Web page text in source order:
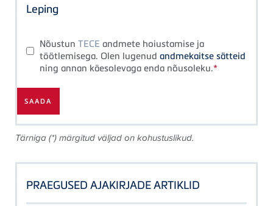
Leping
Nõustun TECE andmete hoiustamise ja
töötlemisega. Olen lugenud andmekaitse sätteid
ning annan käesolevaga enda nõusoleku.
Tärniga (*) märgitud väljad on kohustuslikud.
PRAEGUSED AJAKIRJADE ARTIKLID